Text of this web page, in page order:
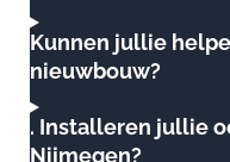
Kunnen jullie
nieuwbouw?
. Installeren jullie
Nijmegen?